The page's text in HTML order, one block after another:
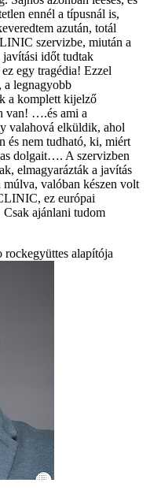
ennél a típusnál is,
azután, totál
szervizbe, miután a
javítási időt tudtak
egy tragédia! Ezzel
legnagyobb
a komplett kijelző
van! ….és ami a
valahová elküldik, ahol
és nem tudható, ki, miért
dolgait…. A szervizben
elmagyarázták a javítás
múlva, valóban készen volt
ez európai
ajánlani tudom
rockegyüttes alapítója